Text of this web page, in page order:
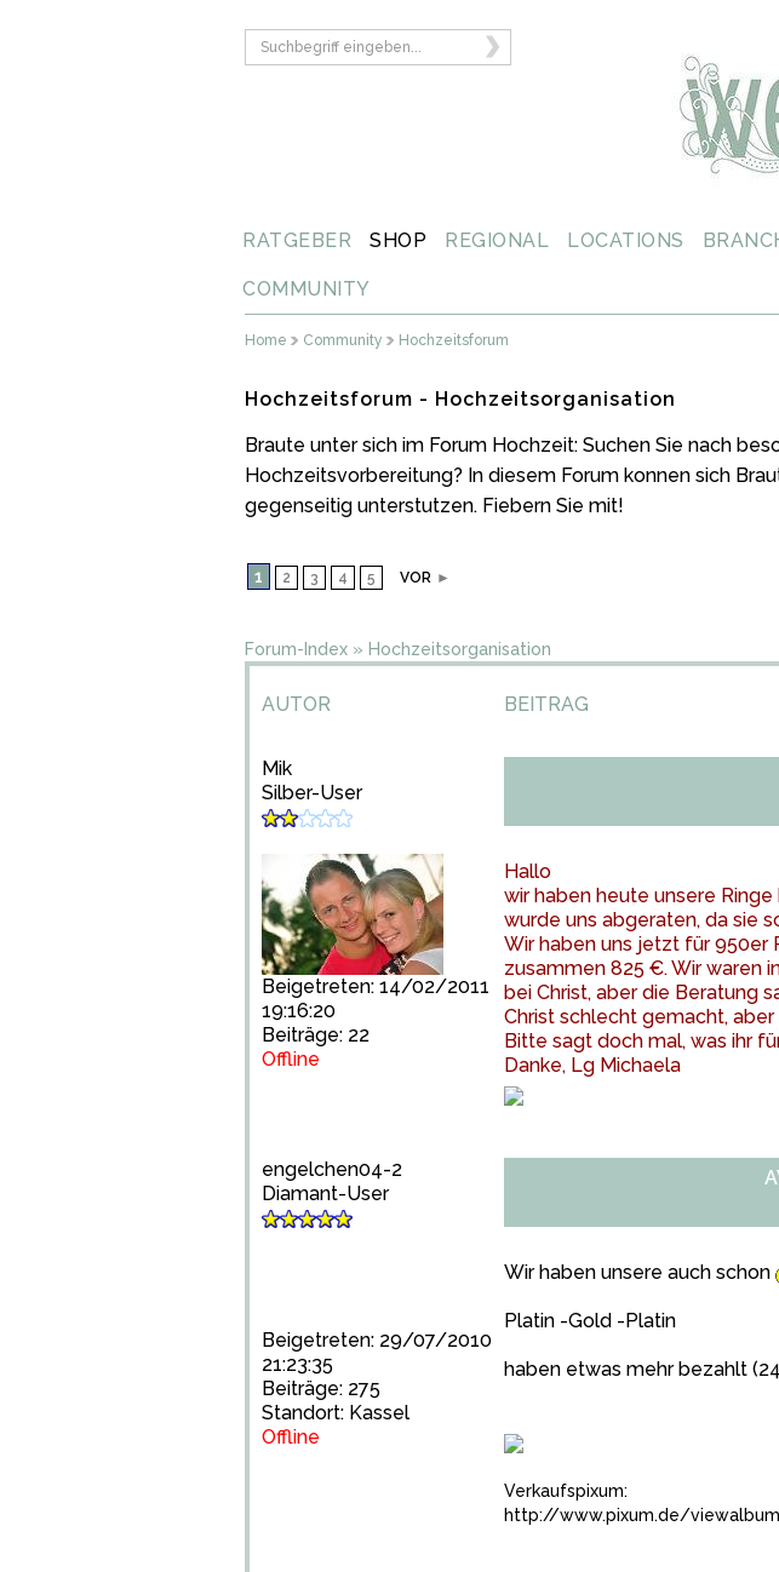
RATGEBER SHOP REGIONAL LOCATIONS
COMMUNITY
Home Community Hochzeitsforum
Hochzeitsforum - Hochzeitsorganisation
Braute unter sich im Forum Hochzeit: Suchen Sie nach
Hochzeitsvorbereitung? In diesem Forum konnen sich
gegenseitig unterstutzen. Fiebern Sie mit!
1 2 3 4 5 VOR ►
Forum-Index » Hochzeitsorganisation
AUTOR BEITRAG
Mik
Silber-User
Beigetreten: 14/02/2011
19:16:20
Beiträge: 22
Offline
Hallo
wir haben heute unsere
wurde uns abgeraten, da sie
Wir haben uns jetzt für 950er
zusammen 825 €. Wir waren
bei Christ, aber die Beratung
Christ schlecht gemacht,
Bitte sagt doch mal, was ihr
Danke, Lg Michaela
engelchen04-2
Diamant-User
Beigetreten: 29/07/2010
21:23:35
Beiträge: 275
Standort: Kassel
Offline
Wir haben unsere auch schon
Platin -Gold -Platin
haben etwas mehr bezahlt
Verkaufspixum:
http://www.pixum.de/